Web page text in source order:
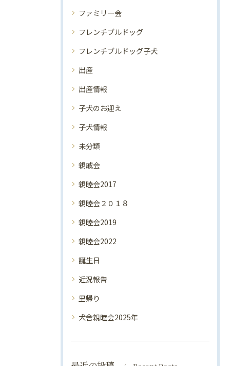
ファミリー会
フレンチブルドッグ
フレンチブルドッグ子犬
出産
出産情報
子犬のお迎え
子犬情報
未分類
親戚会
親睦会2017
親睦会２０１８
親睦会2019
親睦会2022
誕生日
近況報告
里帰り
犬舎親睦会2025年